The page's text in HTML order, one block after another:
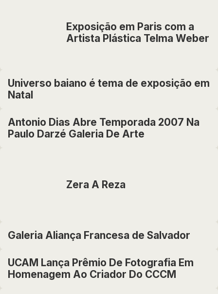
Exposição em Paris com a
Artista Plástica Telma Weber
Universo baiano é tema de exposição em
Natal
Antonio Dias Abre Temporada 2007 Na
Paulo Darzé Galeria De Arte
Zera A Reza
Galeria Aliança Francesa de Salvador
UCAM Lança Prêmio De Fotografia Em
Homenagem Ao Criador Do CCCM